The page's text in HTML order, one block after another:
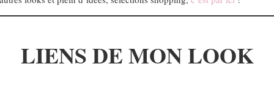
LIENS DE MON LOOK